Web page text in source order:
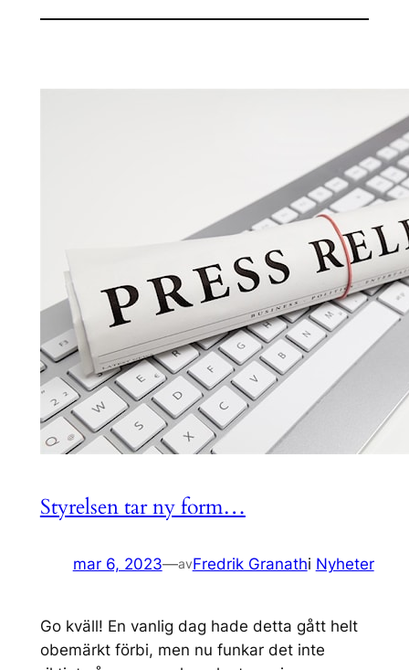
Styrelsen tar ny form…
mar 6, 2023—avFredrik Granathi Nyheter
Go kväll! En vanlig dag hade detta gått helt
obemärkt förbi, men nu funkar det inte